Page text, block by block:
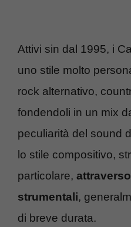
Attivi sin dal 1995, i
uno stile molto
rock alternativo,
fondendoli in un mix
peculiarità del sound
lo stile compositivo,
particolare,
strumentali,
di breve durata.